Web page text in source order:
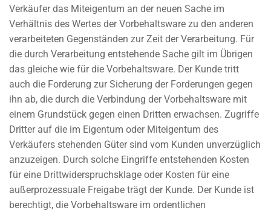
Verkäufer das Miteigentum an der neuen Sache im
Verhältnis des Wertes der Vorbehaltsware zu den anderen
verarbeiteten Gegenständen zur Zeit der Verarbeitung. Für
die durch Verarbeitung entstehende Sache gilt im Übrigen
das gleiche wie für die Vorbehaltsware. Der Kunde tritt
auch die Forderung zur Sicherung der Forderungen gegen
ihn ab, die durch die Verbindung der Vorbehaltsware mit
einem Grundstück gegen einen Dritten erwachsen. Zugriffe
Dritter auf die im Eigentum oder Miteigentum des
Verkäufers stehenden Güter sind vom Kunden unverzüglich
anzuzeigen. Durch solche Eingriffe entstehenden Kosten
für eine Drittwiderspruchsklage oder Kosten für eine
außerprozessuale Freigabe trägt der Kunde. Der Kunde ist
berechtigt, die Vorbehaltsware im ordentlichen